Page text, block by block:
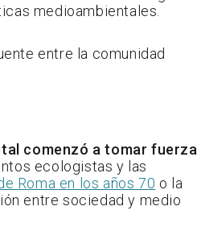
medioambientales.
entre la comunidad
comenzó a tomar fuerza
ecologistas y las
Roma en los años 70 o la
entre sociedad y medio